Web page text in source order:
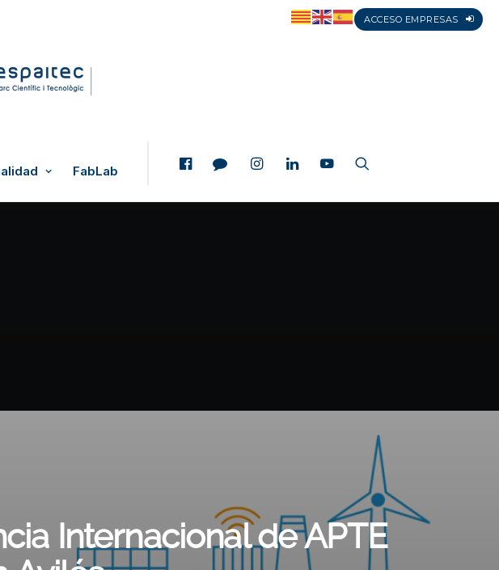
ACCESO EMPRESAS
FabLab
Internacional de APTE